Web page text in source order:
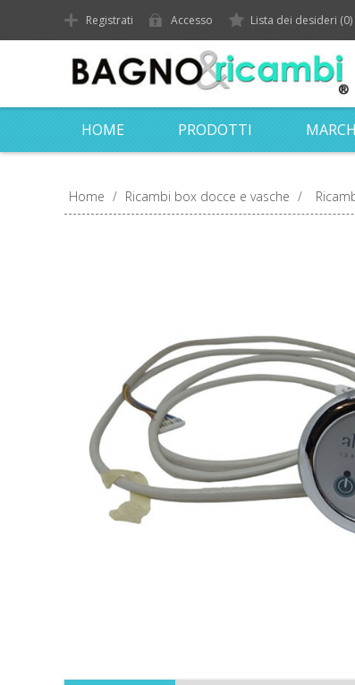
Registrati Accesso Lista dei desideri (0)
HOME PRODOTTI
Home / Ricambi box docce e vasche /